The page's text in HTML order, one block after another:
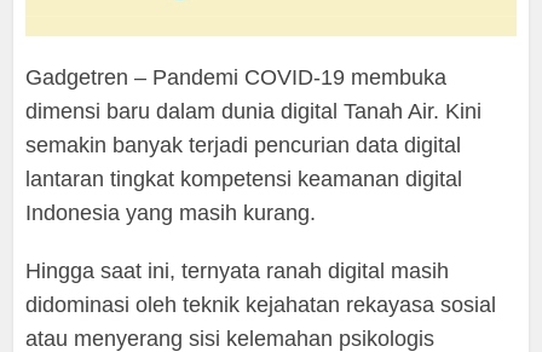
Gadgetren – Pandemi COVID-19 membuka
dimensi baru dalam dunia digital Tanah Air. Kini
semakin banyak terjadi pencurian data digital
lantaran tingkat kompetensi keamanan digital
Indonesia yang masih kurang.
Hingga saat ini, ternyata ranah digital masih
didominasi oleh teknik kejahatan rekayasa sosial
atau menyerang sisi kelemahan psikologis